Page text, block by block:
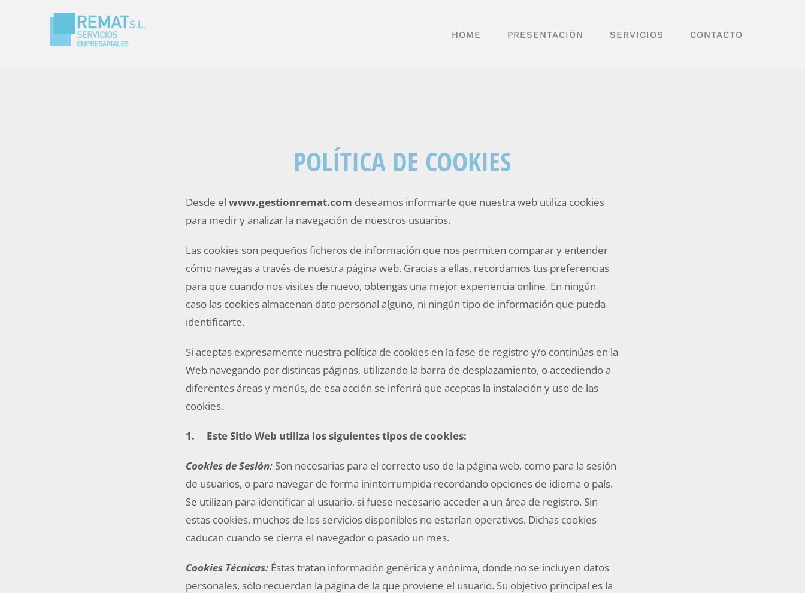
HOME PRESENTACIÓN SERVICIOS CONTACTO
POLÍTICA DE COOKIES
Desde elwww.gestionremat.com deseamos informarte que nuestra web utiliza cookies
para medir y analizar la navegación de nuestros usuarios.
Las cookies son pequeños ficheros de información que nos permiten comparar y entender
cómo navegas a través de nuestra página web. Gracias a ellas, recordamos tus preferencias
para que cuando nos visites de nuevo, obtengas una mejor experiencia online. En ningún
caso las cookies almacenan dato personal alguno, ni ningún tipo de información que pueda
identificarte.
Si aceptas expresamente nuestra política de cookies en la fase de registro y/o continúas en la
Web navegando por distintas páginas, utilizando la barra de desplazamiento, o accediendo a
diferentes áreas y menús, de esa acción se inferirá que aceptas la instalación y uso de las
cookies.
1. Este Sitio Web utiliza los siguientes tipos de cookies:
Cookies de Sesión: Son necesarias para el correcto uso de la página web, como para la sesión
de usuarios, o para navegar de forma ininterrumpida recordando opciones de idioma o país.
Se utilizan para identificar al usuario, si fuese necesario acceder a un área de registro. Sin
estas cookies, muchos de los servicios disponibles no estarían operativos. Dichas cookies
caducan cuando se cierra el navegador o pasado un mes.
Cookies Técnicas: Éstas tratan información genérica y anónima, donde no se incluyen datos
personales, sólo recuerdan la página de la que proviene el usuario. Su objetivo principal es la